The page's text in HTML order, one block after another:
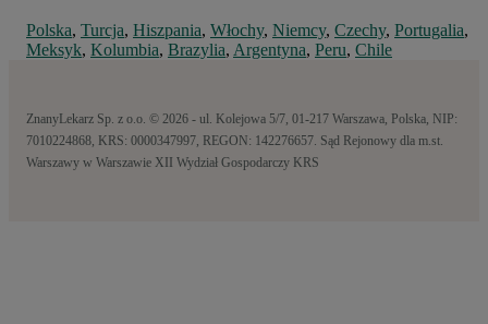
Polska, Turcja, Hiszpania, Włochy, Niemcy, Czechy, Portugalia,
Meksyk, Kolumbia, Brazylia, Argentyna, Peru, Chile
ZnanyLekarz Sp. z o.o. © 2026 - ul. Kolejowa 5/7, 01-217 Warszawa, Polska, NIP:
7010224868, KRS: 0000347997, REGON: 142276657. Sąd Rejonowy dla m.st.
Warszawy w Warszawie XII Wydział Gospodarczy KRS